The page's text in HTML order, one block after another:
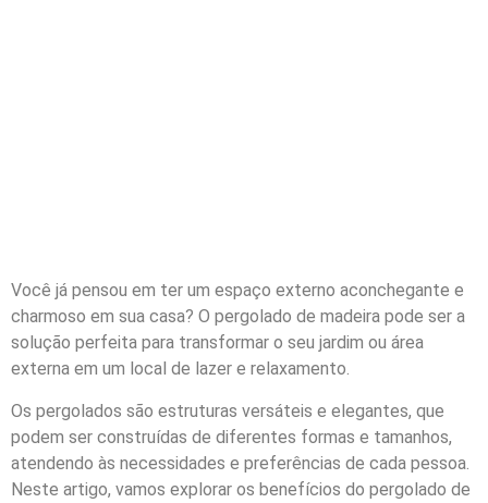
Você já pensou em ter um espaço externo aconchegante e
charmoso em sua casa? O pergolado de madeira pode ser a
solução perfeita para transformar o seu jardim ou área
externa em um local de lazer e relaxamento.
Os pergolados são estruturas versáteis e elegantes, que
podem ser construídas de diferentes formas e tamanhos,
atendendo às necessidades e preferências de cada pessoa.
Neste artigo, vamos explorar os benefícios do pergolado de